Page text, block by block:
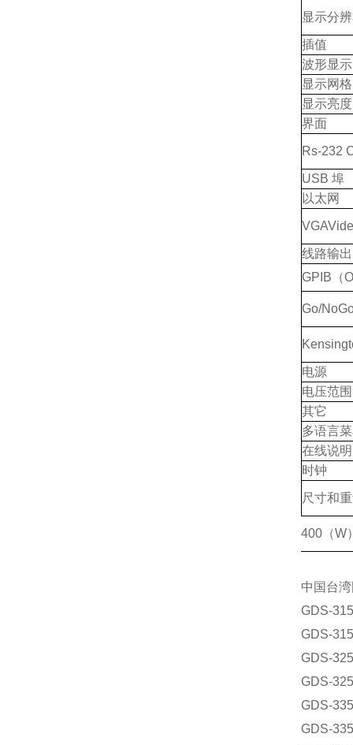
显示分
插值
波形显示
显示网格
显示亮度
界面
Rs-232
USB 埠
以太网
线路输出
GPIB（
Go/
电源
电压范围
其它
多语言
在线说明
时钟
尺寸和
400（W
中国台
GDS-
GDS-
GDS-
GDS-
GDS-
GDS-